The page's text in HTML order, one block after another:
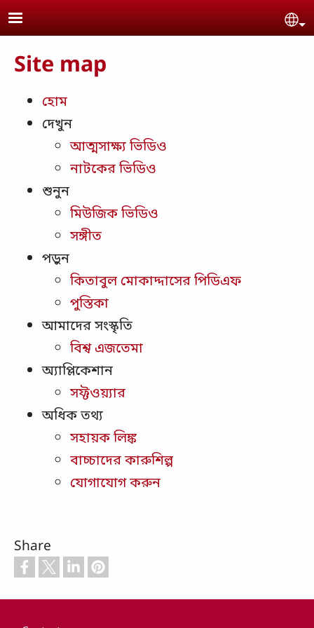
Skip to main content
Site map
হোম
দেখুন
আত্মসাক্ষ্য ভিডিও
নাটকের ভিডিও
শুনুন
মিউজিক ভিডিও
সঙ্গীত
পড়ুন
কিতাবুল মোকাদ্দাসের পিডিএফ
পুস্তিকা
আমাদের সংস্কৃতি
বিশ্ব এজতেমা
অ্যাপ্লিকেশান
সফ্টওয়্যার
অধিক তথ্য
সহায়ক লিঙ্ক
বাচ্চাদের কারুশিল্প
যোগাযোগ করুন
Share
Footer